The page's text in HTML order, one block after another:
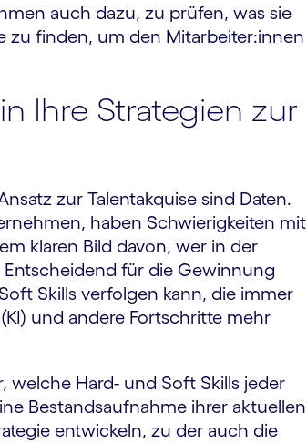
auch dazu, zu prüfen, was sie
zu finden, um den Mitarbeiter:innen
Ihre Strategien zur
zur Talent­akquise sind Daten.
haben Schwierigkeiten mit
klaren Bild davon, wer in der
Entscheidend für die Gewinnung
Skills verfolgen kann, die immer
und andere Fortschritte mehr
welche Hard- und Soft Skills jeder
Bestands­aufnahme ihrer aktuellen
entwickeln, zu der auch die